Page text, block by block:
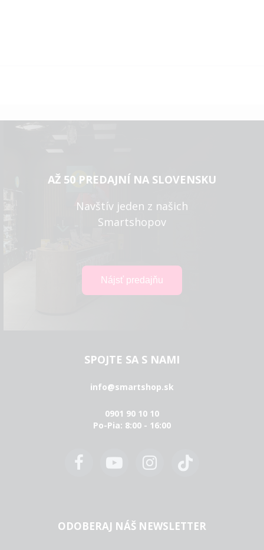
AŽ 50 PREDAJNÍ NA SLOVENSKU
Navštív jeden z našich
Smartshopov
SPOJTE SA S NAMI
info@smartshop.sk
0901 90 10 10
Po-Pia: 8:00 - 16:00
ODOBERAJ NÁŠ NEWSLETTER